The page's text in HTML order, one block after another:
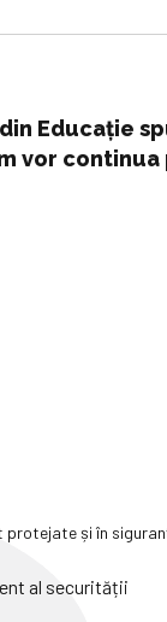
Educaţie
vor
protejate și în
al securității